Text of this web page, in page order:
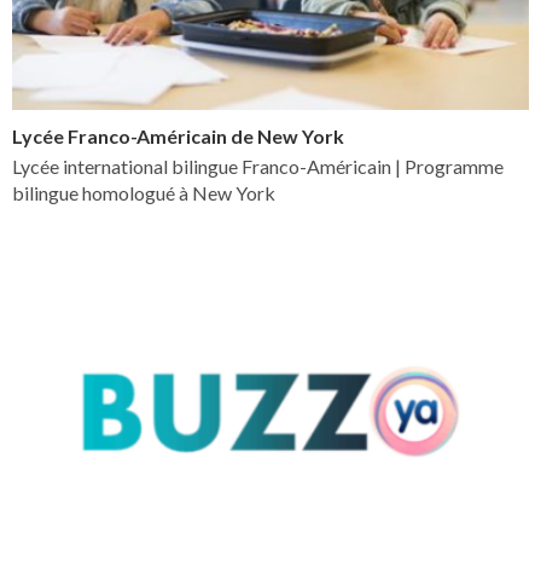
Lycée Franco-Américain de New York
Lycée international bilingue Franco-Américain | Programme
bilingue homologué à New York